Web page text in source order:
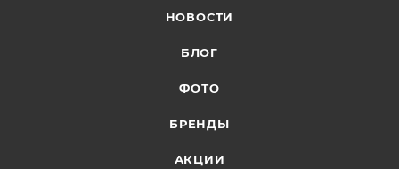
НОВОСТИ
БЛОГ
ФОТО
БРЕНДЫ
АКЦИИ